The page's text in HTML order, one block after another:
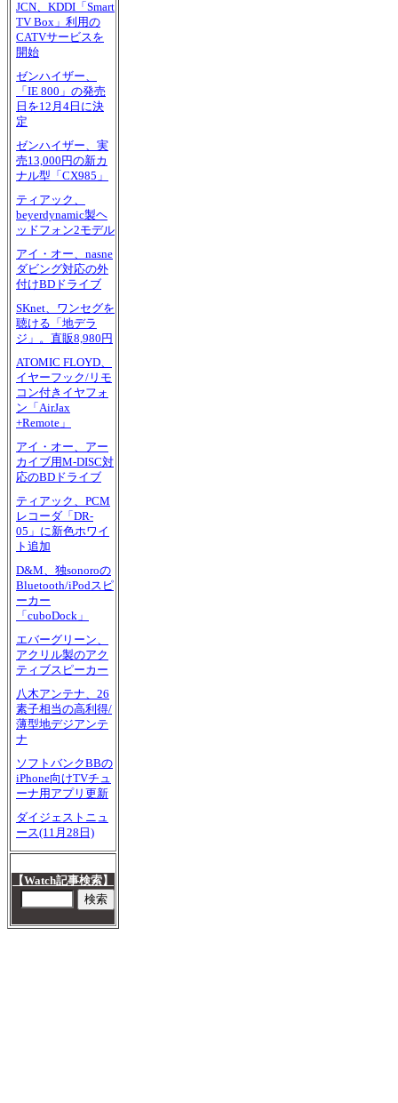
JCN、KDDI「Smart
TV Box」利用の
CATVサービスを
開始
ゼンハイザー、
「IE 800」の発売
日を12月4日に決
定
ゼンハイザー、実
売13,000円の新カ
ナル型「CX985」
ティアック、
beyerdynamic製ヘ
ッドフォン2モデル
アイ・オー、nasne
ダビング対応の外
付けBDドライブ
SKnet、ワンセグを
聴ける「地デラ
ジ」。直販8,980円
ATOMIC FLOYD、
イヤーフック/リモ
コン付きイヤフォ
ン「AirJax
+Remote」
アイ・オー、アー
カイブ用M-DISC対
応のBDドライブ
ティアック、PCM
レコーダ「DR-
05」に新色ホワイ
ト追加
D&M、独sonoroの
Bluetooth/iPodスピ
ーカー
「cuboDock」
エバーグリーン、
アクリル製のアク
ティブスピーカー
八木アンテナ、26
素子相当の高利得/
薄型地デジアンテ
ナ
ソフトバンクBBの
iPhone向けTVチュ
ーナ用アプリ更新
ダイジェストニュ
ース(11月28日)
【Watch記事検索】